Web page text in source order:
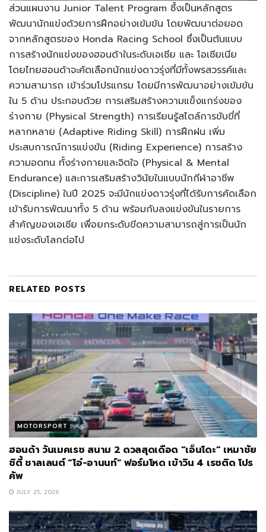
ส่วนแผนงาน Junior Talent Program ซึ้งเป็นหลักสูตร
พัฒนานักแข่งด้วยการฝึกอย่างเข้มข้น โดยพัฒนาต่อยอด
จากหลักสูตรของ Honda Racing School ซึ่งเป็นต้นแบบ
การสร้างนักแข่งของฮอนด้าในระดับเอเชีย และ โอเชียเนีย
โดยไทยฮอนด้าจะคัดเลือกนักแข่งดาวรุ่งที่มีทั้งพรสวรรค์และ
ความสามารถ เข้าร่วมโปรแกรม โดยมีการพัฒนาอย่างเข้มข้น
ใน 5 ด้าน ประกอบด้วย การเสริมสร้างความแข็งแกร่งของ
ร่างกาย (Physical Strength) การเรียนรู้สไตล์การขับขี่ที่
หลากหลาย (Adaptive Riding Skill) การฝึกฝน เพิ่ม
ประสบการณ์การแข่งขัน (Riding Experience) การสร้าง
ความอดทน ทั้งร่างกายและจิตใจ (Physical & Mental
Endurance) และการเสริมสร้างวินัยในแบบนักกีฬาอาชีพ
(Discipline) ในปี 2025 จะมีนักแข่งดาวรุ่งที่ได้รับการคัดเลือก
เข้ารับการพัฒนาทั้ง 5 ด้าน พร้อมกับลงแข่งขันในรายการ
สำคัญของเอเชีย เพื่อยกระดับขีดความสามารถสู่การเป็นนัก
แข่งระดับโลกต่อไป
RELATED POSTS
MOTORSPORT
ฮอนด้า วันเมคเรซ สนาม 2 ดวลสุดเดือด “เอ็นโดะ” เหมาชัย
ซิตี้ ชาลเลนต์ “โอ๋-อานนท์” ฟอร์มโหด เข้าวิน 4 เรซติด โปร
คัพ
JULY 25, 2026